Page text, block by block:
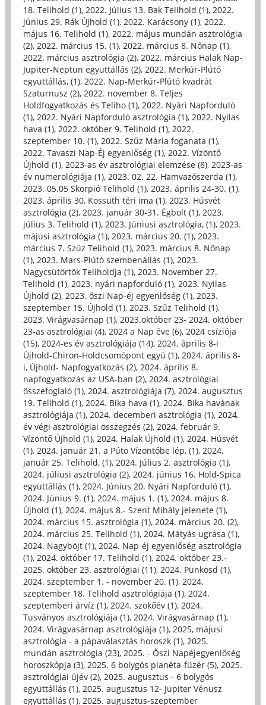
18. Telihold (1), 2022. Július 13. Bak Telihold (1), 2022.
június 29. Rák Újhold (1), 2022. Karácsony (1), 2022.
május 16. Telihold (1), 2022. május mundán asztrológia
(2), 2022. március 15. (1), 2022. március 8. Nőnap (1),
2022. március asztrológia (2), 2022. március Halak Nap-
Jupiter-Neptun együttállás (2), 2022. Merkúr-Plútó
együttállás, (1), 2022. Nap-Merkúr-Plútó kvadrát
Szaturnusz (2), 2022. november 8. Teljes
Holdfogyatkozás és Teliho (1), 2022. Nyári Napforduló
(1), 2022. Nyári Napforduló asztrológia (1), 2022. Nyilas
hava (1), 2022. október 9. Telihold (1), 2022.
szeptember 10. (1), 2022. Szűz Mária foganata (1),
2022. Tavaszi Nap-Éj egyenlőség (1), 2022. Vízöntő
Újhold (1), 2023-as év asztrológiai elemzése (8), 2023-as
év numerológiája (1), 2023. 02. 22. Hamvazószerda (1),
2023. 05.05 Skorpió Telihold (1), 2023. április 24-30. (1),
2023. április 30, Kossuth téri ima (1), 2023. Húsvét
asztrológia (2), 2023. január 30-31. Égbolt (1), 2023.
július 3. Telihold (1), 2023. Júniusi asztrológia, (1), 2023.
májusi asztrológia (1), 2023. március 20. (1), 2023.
március 7. Szűz Telihold (1), 2023. március 8. Nőnap
(1), 2023. Mars-Plútó szembenállás (1), 2023.
Nagycsütörtök Teliholdja (1), 2023. November 27.
Telihold (1), 2023. nyári napforduló (1), 2023. Nyilas
Újhold (2), 2023. őszi Nap-éj egyenlőség (1), 2023.
szeptember 15. Újhold (1), 2023. Szűz Telihold (1),
2023. Virágvasárnap (1), 2023.október 23- 2024. október
23-as asztrológiai (4), 2024 a Nap éve (6), 2024 csíziója
(15), 2024-es év asztrológiája (14), 2024. április 8-i
Újhold-Chiron-Holdcsomópont együ (1), 2024. április 8-
i, Újhold- Napfogyatkozás (2), 2024. április 8.
napfogyatkozás az USA-ban (2), 2024. asztrológiai
összefoglaló (1), 2024. asztrológiája (7), 2024. augusztus
19. Telihold (1), 2024. Bika hava (1), 2024. Bika havának
asztrológiája (1), 2024. decemberi asztrológia (1), 2024.
év végi asztrológiai összegzés (2), 2024. február 9.
Vízöntő Újhold (1), 2024. Halak Újhold (1), 2024. Húsvét
(1), 2024. január 21. a Púto Vízöntőbe lép, (1), 2024.
január 25. Telihold, (1), 2024. Július 2. asztrológia (1),
2024. júliusi asztrológia (2), 2024. június 16. Hold-Spica
együttállás (1), 2024. Június 20. Nyári Napforduló (1),
2024. Június 9. (1), 2024. május 1. (1), 2024. május 8.
Újhold (1), 2024. május 8.- Szent Mihály jelenete (1),
2024. március 15. asztrológia (1), 2024. március 20. (2),
2024. március 25. Telihold (1), 2024. Mátyás ugrása (1),
2024. Nagyböjt (1), 2024. Nap-éj egyenlőség asztrológia
(1), 2024. október 17. Telihold (1), 2024. október 23.-
2025. október 23. asztrológiai (11), 2024. Pünkösd (1),
2024. szeptember 1. - november 20. (1), 2024.
szeptember 18. Telihold asztrológiája (1), 2024.
szeptemberi árvíz (1), 2024. szökőév (1), 2024.
Tusványos asztrológiája (1), 2024. Virágvasárnap (1),
2024. Virágvasárnap asztrológiája (1), 2025, májusi
asztrológia - a pápaválasztás horoszk (1), 2025.
mundán asztrológia (23), 2025. - Őszi Napéjegyenlőség
horoszkópja (3), 2025. 6 bolygós planéta-füzér (5), 2025.
asztrológiai újév (2), 2025. augusztus - 6 bolygós
együttállás (1), 2025. augusztus 12- Jupiter Vénusz
együttállás (1), 2025. augusztus-szeptember